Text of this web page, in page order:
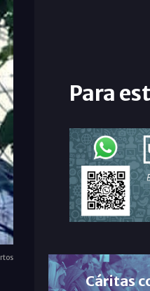
Para
Cáritas